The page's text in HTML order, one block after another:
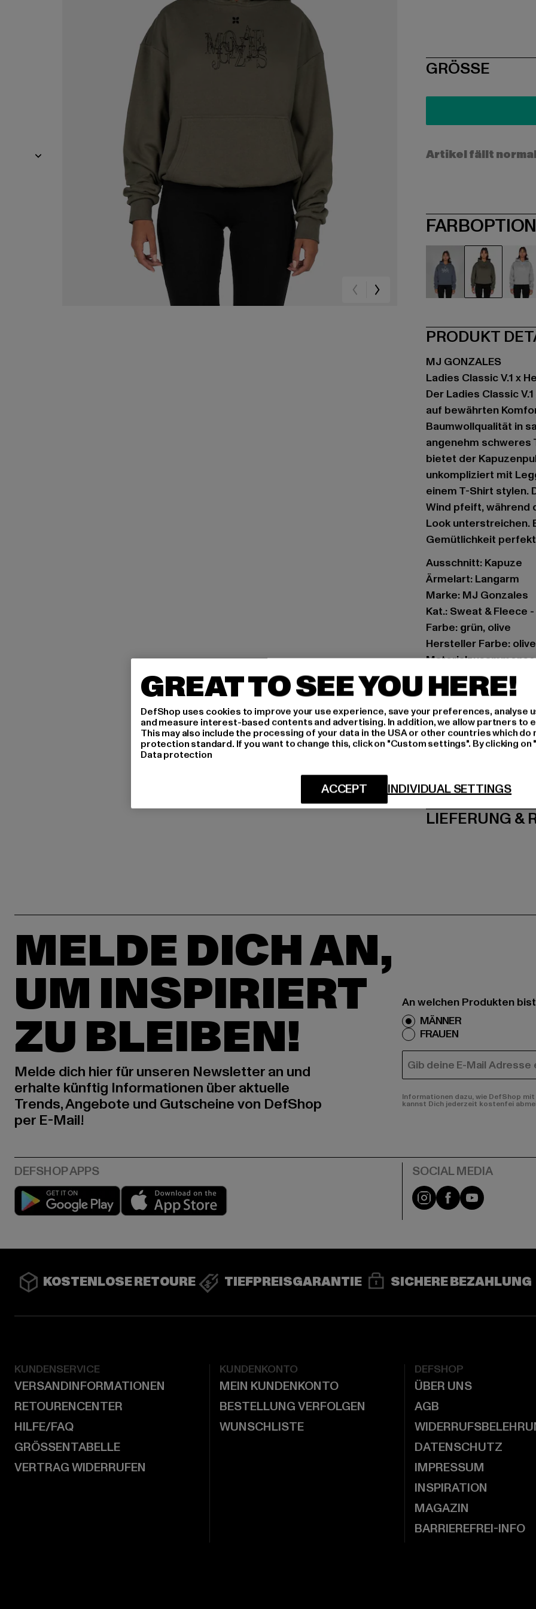
SIZE
GRÖSSE
Artikel fällt
PRODUKT
MJ GONZALES
Ladies Classic V.1 x
Der Ladies Classic
auf bewährten
Baumwollqualität in
angenehm
bietet der
unkompliziert mit
einem T-Shirt stylen.
Wind pfeift, während
Look unterstreichen.
Gemütlichkeit
Ausschnitt: Kapuze
Ärmelart: Langarm
Marke: MJ Gonzales
Kat.: Sweat & Fleece
Farbe: grün, olive
Hersteller Farbe: olive
Art.Nr: MJG11708-
Hersteller: TB
Dr.-Robert-Murjahn-
LIEFERUNG &
MELDE DICH AN,
UM INSPIRIERT
ZU BLEIBEN!
Melde dich hier für unseren Newsletter an und
erhalte künftig Informationen über aktuelle
Trends, Angebote und Gutscheine von DefShop
per E-Mail!
An welchen Produkten
MÄNNER
FRAUEN
E-MAIL
Informationen dazu, wie DefShop
kannst Dich jederzeit kostenfei
Play market Instagram
FacebookYouTube
KOSTENLOSE RETOURE TIEFPREISGARANTIE SICHERE BEZAHLUNG
KUNDENSERVICE
VERSANDINFORMATIONEN
RETOURENCENTER
HILFE/FAQ
GRÖSSENTABELLE
VERTRAG WIDERRUFEN
KUNDENKONTO
MEIN KUNDENKONTO
BESTELLUNG VERFOLGEN
WUNSCHLISTE
DEFSHOP
ÜBER UNS
AGB
DATENSCHUTZ
IMPRESSUM
INSPIRATION
MAGAZIN
BARRIEREFREI-INFO
GREAT TO SEE YOU HERE!
DefShop uses cookies to improve your use experience, save your preferences, analyse
and measure interest-based contents and advertising. In addition, we allow partners to
This may also include the processing of your data in the USA or other countries which do
protection standard. If you want to change this, click on "Custom settings". By clicking
Data protection
INDIVIDUAL SETTINGS
ACCEPT